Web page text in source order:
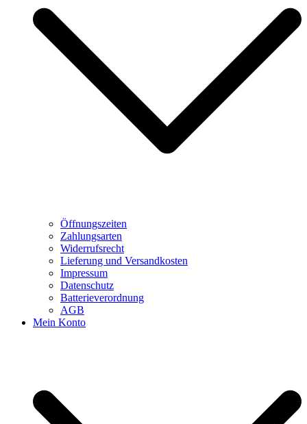
Öffnungszeiten
Zahlungsarten
Widerrufsrecht
Lieferung und Versandkosten
Impressum
Datenschutz
Batterieverordnung
AGB
Mein Konto